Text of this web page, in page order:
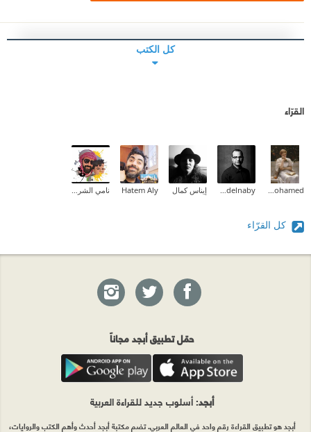
كل الكتب
القرّاء
Aliaa Mohamed
Muhammed Abedelnaby إيناس كمال Hatem Aly نامي الشريف ✨
كل القرّاء
حمّل تطبيق أبجد مجاناً
أبجد: أسلوب جديد للقراءة العربية
أبجد هو تطبيق القراءة رقم واحد في العالم العربي. تضم مكتبة أبجد أحدث وأهم الكتب والروايات،